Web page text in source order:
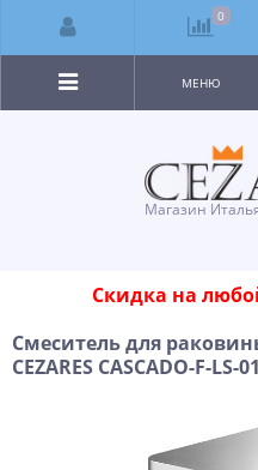
Магазин
МЕНЮ
Скидка на
Смеситель для
CEZARES CASCADO-F-LS-
0